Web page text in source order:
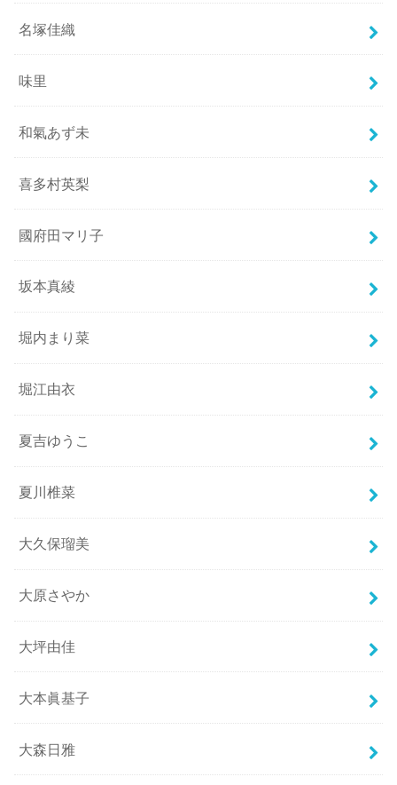
名塚佳織
味里
和氣あず未
喜多村英梨
國府田マリ子
坂本真綾
堀内まり菜
堀江由衣
夏吉ゆうこ
夏川椎菜
大久保瑠美
大原さやか
大坪由佳
大本眞基子
大森日雅